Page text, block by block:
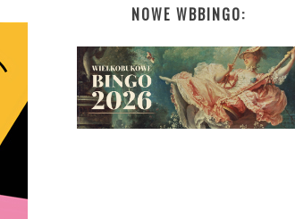
NOWE WBBINGO: